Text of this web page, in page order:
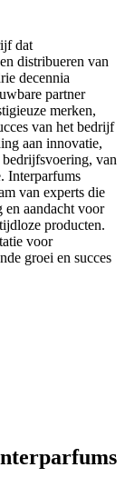
dat
distribueren van
decennia
partner
merken,
van het bedrijf
aan innovatie,
van
Interparfums
van experts die
en aandacht voor
producten.
voor
groei en succes